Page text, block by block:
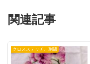
関連記事
クロスステッチ、刺繍